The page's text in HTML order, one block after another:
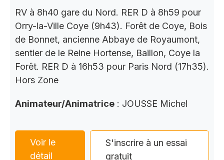
RV à 8h40 gare du Nord. RER D à 8h59 pour
Orry-la-Ville Coye (9h43). Forêt de Coye, Bois
de Bonnet, ancienne Abbaye de Royaumont,
sentier de le Reine Hortense, Baillon, Coye la
Forêt. RER D à 16h53 pour Paris Nord (17h35).
Hors Zone
Animateur/Animatrice : JOUSSE Michel
Voir le
détail
S'inscrire à un essai
gratuit